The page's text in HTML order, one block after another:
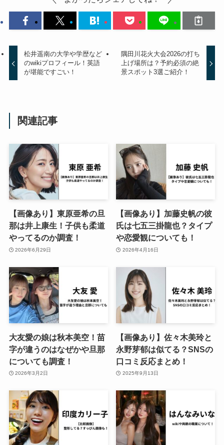
松井遥南の大学や学歴など
のwikiプロフィール！英語
が堪能ですごい！
隅田川花火大会2026の打ち
上げ場所は？予約必須の絶
景スポット3選ご紹介！
関連記事
【画像あり】東原亜希の旦
那は井上康生！子供も柔道
やってるのか調査！
2026年6月29日
【画像あり】加藤史帆の彼
氏は七五三掛龍也？タイプ
や恋愛観についても！
2026年4月16日
大友愛の娘は秋本美空！苗
字が違うのはなぜかや旦那
についても調査！
2026年3月2日
【画像あり】佐々木美玲と
永野芽郁は似てる？SNSの
口コミ反応まとめ！
2025年9月13日